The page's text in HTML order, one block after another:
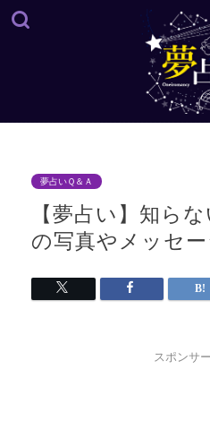
夢占いＱ＆Ａ
【夢占い】知ら
の写真やメッセ
スポンサ